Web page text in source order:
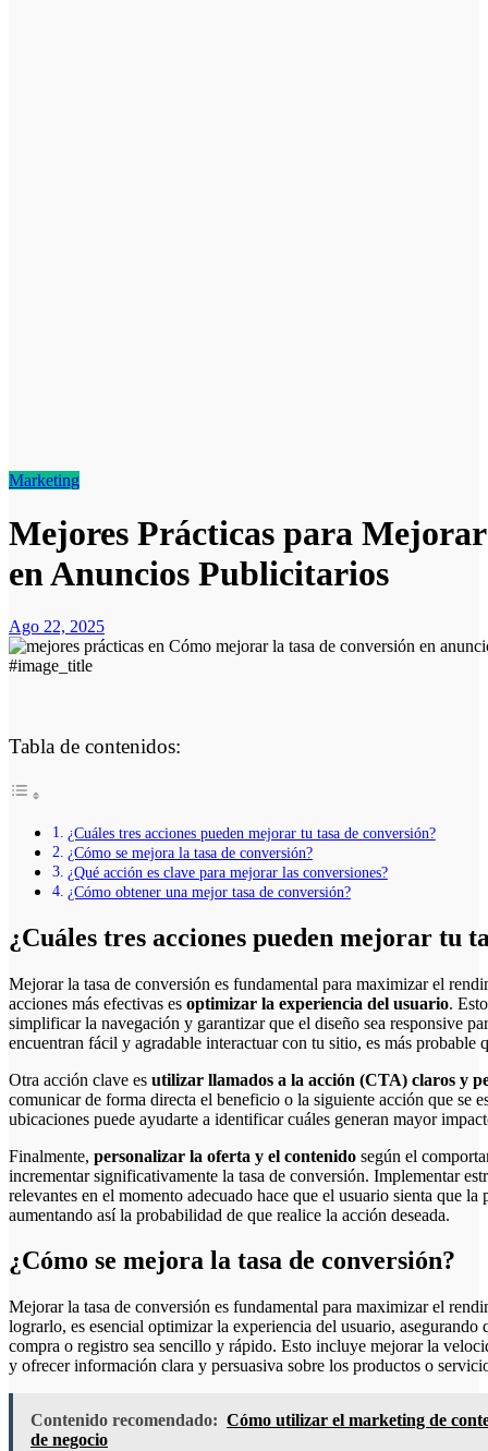
Marketing
Mejores Prácticas para
en Anuncios Publicitarios
Ago 22, 2025
#image_title
Tabla de contenidos:
¿Cuáles tres acciones pueden mejorar tu tasa de conversión?
¿Cómo se mejora la tasa de conversión?
¿Qué acción es clave para mejorar las conversiones?
¿Cómo obtener una mejor tasa de conversión?
¿Cuáles tres acciones pueden mejorar tu
Mejorar la tasa de conversión es fundamental para maximizar el
acciones más efectivas es optimizar la experiencia del usuario.
simplificar la navegación y garantizar que el diseño sea responsive
encuentran fácil y agradable interactuar con tu sitio, es más probable
Otra acción clave es utilizar llamados a la acción (CTA) claros y
comunicar de forma directa el beneficio o la siguiente acción que se
ubicaciones puede ayudarte a identificar cuáles generan mayor
Finalmente, personalizar la oferta y el contenido según el
incrementar significativamente la tasa de conversión. Implementar
relevantes en el momento adecuado hace que el usuario sienta que la
aumentando así la probabilidad de que realice la acción deseada.
¿Cómo se mejora la tasa de conversión?
Mejorar la tasa de conversión es fundamental para maximizar el
lograrlo, es esencial optimizar la experiencia del usuario,
compra o registro sea sencillo y rápido. Esto incluye mejorar la
y ofrecer información clara y persuasiva sobre los productos o
Contenido recomendado: Cómo utilizar el marketing de
de negocio